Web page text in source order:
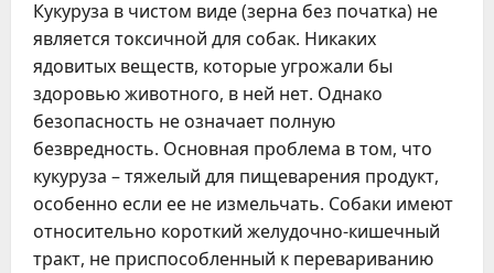
Кукуруза в чистом виде (зерна без початка) не
является токсичной для собак. Никаких
ядовитых веществ, которые угрожали бы
здоровью животного, в ней нет. Однако
безопасность не означает полную
безвредность. Основная проблема в том, что
кукуруза – тяжелый для пищеварения продукт,
особенно если ее не измельчать. Собаки имеют
относительно короткий желудочно-кишечный
тракт, не приспособленный к перевариванию